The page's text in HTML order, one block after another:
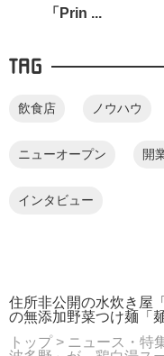
「Prin ...
TAG
飲食店 ノウハウ
ニューオープン 開
インタビュー
住所非公開の水炊き屋
の無添加野菜つけ麺「
トップ > ニュース・特